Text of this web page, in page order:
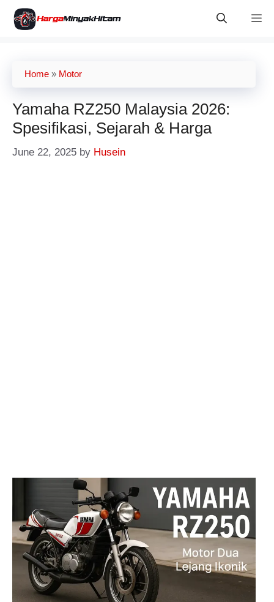
Skip
Home » Motor
Yamaha RZ250 Malaysia 2026:
Spesifikasi, Sejarah & Harga
June 22, 2025 by Husein